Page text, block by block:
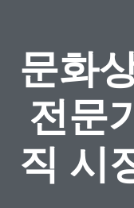
문화
전문
직 시